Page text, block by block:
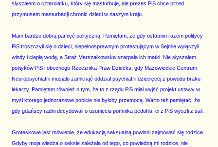
słyszałem o czterolatku, który się masturbuje, ale prezes PiS chce przed
przymusem masturbacji chronić dzieci w naszym kraju.
Mam bardzo dobrą pamięć polityczną. Pamiętam, że gdy ostatnim razem politycy
PiS troszczyli się o dzieci, niepełnosprawnym protestującym w Sejmie wyłączyli
windy i ciepłą wodę, a Straż Marszałkowska szarpała ich matki. Nie słyszałem
polityków PiS i obecnego Rzecznika Praw Dziecka, gdy Mazowieckie Centrum
Neuropsychiatrii musiało zamknąć oddział psychiatrii dziecięcej z powodu braku
lekarzy. Pamiętam również o tym, że to z rządu PiS miał wyjść projekt ustawy w
myśl którego jednorazowe pobicie nie byłoby przemocą. Warto też pamiętać, że
gdy gdańscy radni decydowali o usunięciu pomnika pedofila, ci z PiS wyszli z sali.
Groteskowe jest mówienie, że edukacją seksualną powinni zajmować się rodzice.
Gdyby moja wiedza o seksie zależała od tego, co powiedzą mi rodzice, nie